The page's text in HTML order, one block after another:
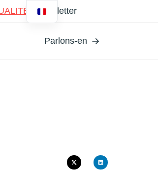
Newsletter
Parlons-en